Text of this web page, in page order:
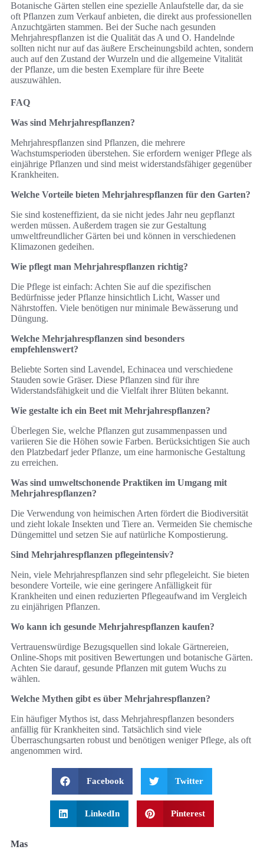
Botanische Gärten stellen eine spezielle Anlaufstelle dar, da sie
oft Pflanzen zum Verkauf anbieten, die direkt aus professionellen
Anzuchtgärten stammen. Bei der Suche nach gesunden
Mehrjahrespflanzen ist die Qualität das A und O. Handelnde
sollten nicht nur auf das äußere Erscheinungsbild achten, sondern
auch auf den Zustand der Wurzeln und die allgemeine Vitalität
der Pflanze, um die besten Exemplare für ihre Beete
auszuwählen.
FAQ
Was sind Mehrjahrespflanzen?
Mehrjahrespflanzen sind Pflanzen, die mehrere
Wachstumsperioden überstehen. Sie erfordern weniger Pflege als
einjährige Pflanzen und sind meist widerstandsfähiger gegenüber
Krankheiten.
Welche Vorteile bieten Mehrjahrespflanzen für den Garten?
Sie sind kosteneffizient, da sie nicht jedes Jahr neu gepflanzt
werden müssen. Außerdem tragen sie zur Gestaltung
umweltfreundlicher Gärten bei und können in verschiedenen
Klimazonen gedeihen.
Wie pflegt man Mehrjahrespflanzen richtig?
Die Pflege ist einfach: Achten Sie auf die spezifischen
Bedürfnisse jeder Pflanze hinsichtlich Licht, Wasser und
Nährstoffen. Viele benötigen nur minimale Bewässerung und
Düngung.
Welche Mehrjahrespflanzen sind besonders
empfehlenswert?
Beliebte Sorten sind Lavendel, Echinacea und verschiedene
Stauden sowie Gräser. Diese Pflanzen sind für ihre
Widerstandsfähigkeit und die Vielfalt ihrer Blüten bekannt.
Wie gestalte ich ein Beet mit Mehrjahrespflanzen?
Überlegen Sie, welche Pflanzen gut zusammenpassen und
variieren Sie die Höhen sowie Farben. Berücksichtigen Sie auch
den Platzbedarf jeder Pflanze, um eine harmonische Gestaltung
zu erreichen.
Was sind umweltschonende Praktiken im Umgang mit
Mehrjahrespflanzen?
Die Verwendung von heimischen Arten fördert die Biodiversität
und zieht lokale Insekten und Tiere an. Vermeiden Sie chemische
Düngemittel und setzen Sie auf natürliche Kompostierung.
Sind Mehrjahrespflanzen pflegeintensiv?
Nein, viele Mehrjahrespflanzen sind sehr pflegeleicht. Sie bieten
besondere Vorteile, wie eine geringere Anfälligkeit für
Krankheiten und einen reduzierten Pflegeaufwand im Vergleich
zu einjährigen Pflanzen.
Wo kann ich gesunde Mehrjahrespflanzen kaufen?
Vertrauenswürdige Bezugsquellen sind lokale Gärtnereien,
Online-Shops mit positiven Bewertungen und botanische Gärten.
Achten Sie darauf, gesunde Pflanzen mit gutem Wuchs zu
wählen.
Welche Mythen gibt es über Mehrjahrespflanzen?
Ein häufiger Mythos ist, dass Mehrjahrespflanzen besonders
anfällig für Krankheiten sind. Tatsächlich sind viele
Überraschungsarten robust und benötigen weniger Pflege, als oft
angenommen wird.
Facebook Twitter
LinkedIn Pinterest
Mas